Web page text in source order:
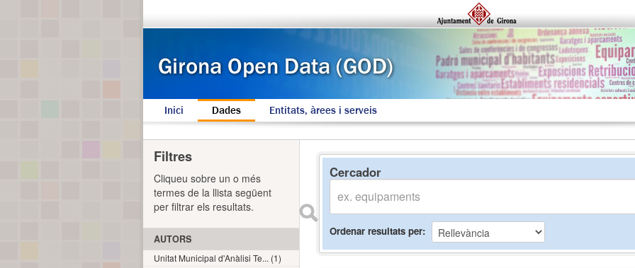
Inici Dades Entitats, àrees i serveis
Cercador
Ordenar resultats per
Filtres
Cliqueu sobre un o més
termes de la llista següent
per filtrar els resultats.
AUTORS
Unitat Municipal d'Anàlisi Te... (1)